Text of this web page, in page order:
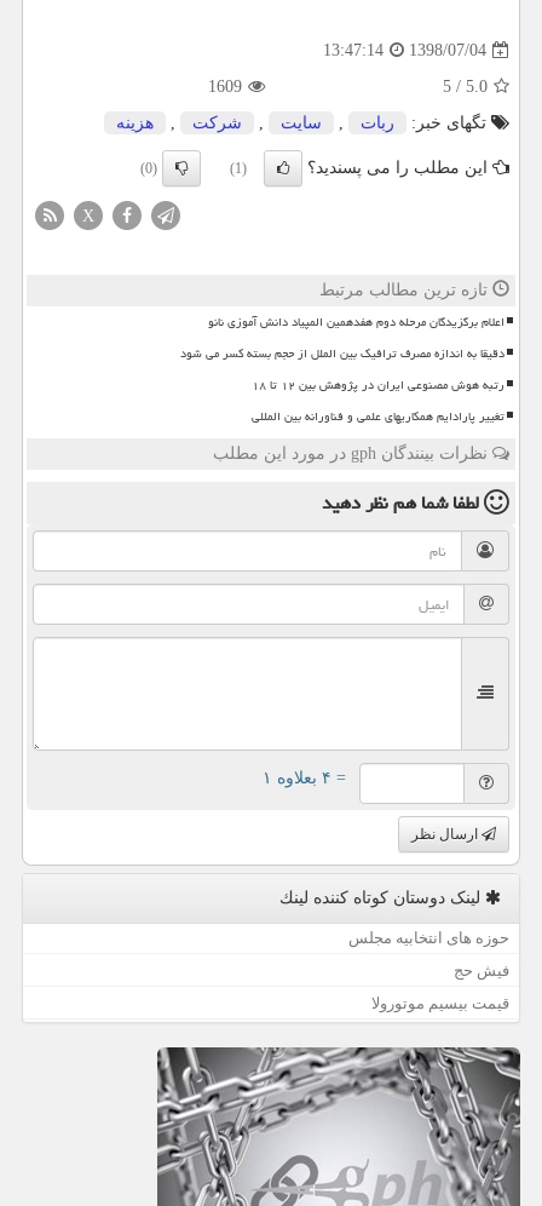
1398/07/04
13:47:14
5.0
/
5
1609
تگهای خبر:
ربات , سایت , شركت , هزینه
این مطلب را می پسندید؟ (1)
(0)
X
تازه ترین مطالب مرتبط
اعلام برگزیدگان مرحله دوم هفدهمین المپیاد دانش آموزی نانو
دقیقا به اندازه مصرف ترافیک بین الملل از حجم بسته کسر می شود
رتبه هوش مصنوعی ایران در پژوهش بین ۱۲ تا ۱۸
تغییر پارادایم همکاریهای علمی و فناورانه بین المللی
نظرات بینندگان gph در مورد این مطلب
لطفا شما همنظر دهید
= ۴ بعلاوه ۱
ارسال نظر
لینک دوستان كوتاه كننده لینك
حوزه های انتخابیه مجلس
فیش حج
قیمت بیسیم موتورولا